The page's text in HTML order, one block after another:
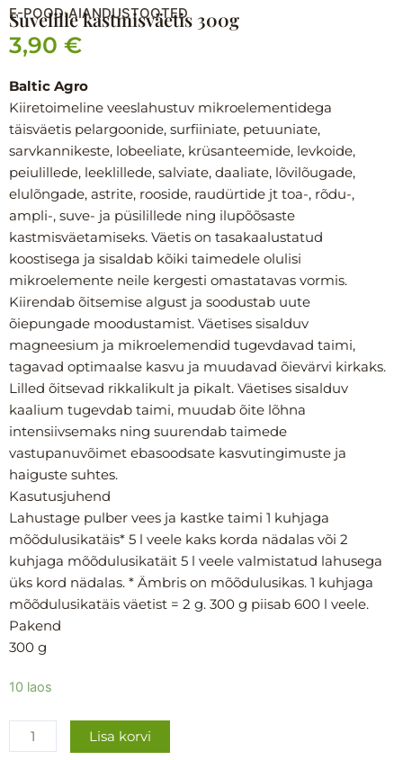
E-POOD›AIANDUSTOOTED
Suvelille kastmisväetis 300g
3,90 €
Baltic Agro
Kiiretoimeline veeslahustuv mikroelementidega
täisväetis pelargoonide, surfiiniate, petuuniate,
sarvkannikeste, lobeeliate, krüsanteemide, levkoide,
peiulillede, leeklillede, salviate, daaliate, lõvilõugade,
elulõngade, astrite, rooside, raudürtide jt toa-, rõdu-,
ampli-, suve- ja püsilillede ning ilupõõsaste
kastmisväetamiseks. Väetis on tasakaalustatud
koostisega ja sisaldab kõiki taimedele olulisi
mikroelemente neile kergesti omastatavas vormis.
Kiirendab õitsemise algust ja soodustab uute
õiepungade moodustamist. Väetises sisalduv
magneesium ja mikroelemendid tugevdavad taimi,
tagavad optimaalse kasvu ja muudavad õievärvi kirkaks.
Lilled õitsevad rikkalikult ja pikalt. Väetises sisalduv
kaalium tugevdab taimi, muudab õite lõhna
intensiivsemaks ning suurendab taimede
vastupanuvõimet ebasoodsate kasvutingimuste ja
haiguste suhtes.
Kasutusjuhend
Lahustage pulber vees ja kastke taimi 1 kuhjaga
mõõdulusikatäis* 5 l veele kaks korda nädalas või 2
kuhjaga mõõdulusikatäit 5 l veele valmistatud lahusega
üks kord nädalas. * Ämbris on mõõdulusikas. 1 kuhjaga
mõõdulusikatäis väetist = 2 g. 300 g piisab 600 l veele.
Pakend
300 g
10 laos
Suvelille
300g
kogus
Lisa korvi